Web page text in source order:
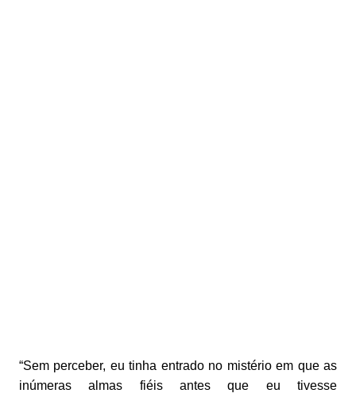
“Sem perceber, eu tinha entrado no mistério em que as
inúmeras almas fiéis antes que eu tivesse